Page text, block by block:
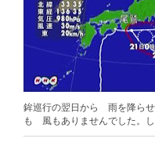
鉾巡行の翌日から 雨を降ら
も 風もありませんでした。